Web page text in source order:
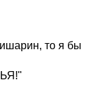
то я бы